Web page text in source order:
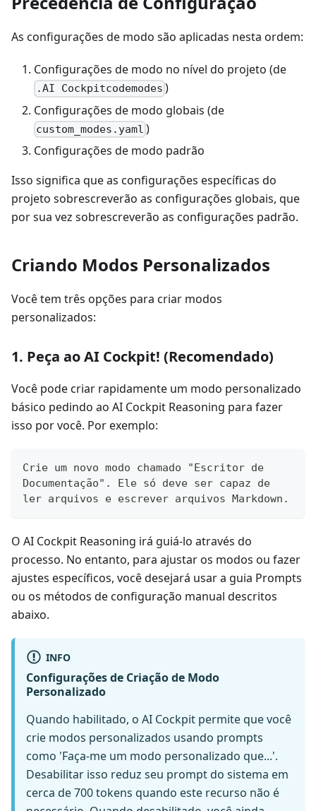
As configurações de modo são aplicadas nesta ordem:
Configurações de modo no nível do projeto (de
.AI Cockpitcodemodes )
Configurações de modo globais (de
custom_modes.yaml )
Configurações de modo padrão
Isso significa que as configurações específicas do
projeto sobrescreverão as configurações globais, que
por sua vez sobrescreverão as configurações padrão.
Criando Modos Personalizados
Você tem três opções para criar modos
personalizados:
1. Peça ao AI Cockpit! (Recomendado)
Você pode criar rapidamente um modo personalizado
básico pedindo ao AI Cockpit Reasoning para fazer
isso por você. Por exemplo:
Crie um novo modo chamado "Escritor de
Documentação". Ele só deve ser capaz de
ler arquivos e escrever arquivos Markdown.
O AI Cockpit Reasoning irá guiá-lo através do
processo. No entanto, para ajustar os modos ou fazer
ajustes específicos, você desejará usar a guia Prompts
ou os métodos de configuração manual descritos
abaixo.
INFO
Configurações de Criação de Modo
Personalizado
Quando habilitado, o AI Cockpit permite que você
crie modos personalizados usando prompts
como 'Faça-me um modo personalizado que...'.
Desabilitar isso reduz seu prompt do sistema em
cerca de 700 tokens quando este recurso não é